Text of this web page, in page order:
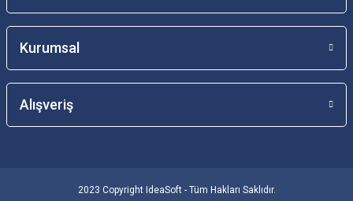
Kurumsal
Alışveriş
2023 Copyright IdeaSoft - Tüm Hakları Saklıdır.